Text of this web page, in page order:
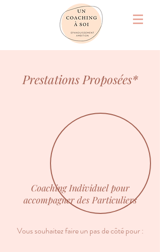
Prestations Proposées*
Coaching Individuel pour
accompagner des Particuliers
Vous souhaitez faire un pas de côté pour :